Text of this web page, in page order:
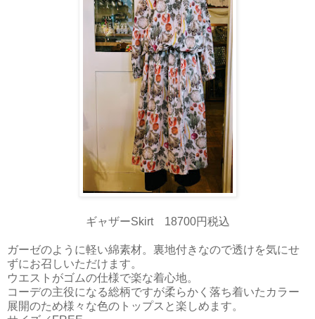
ギャザーSkirt 18700円税込
ガーゼのように軽い綿素材。裏地付きなので透けを気にせ
ずにお召しいただけます。
ウエストがゴムの仕様で楽な着心地。
コーデの主役になる総柄ですが柔らかく落ち着いたカラー
展開のため様々な色のトップスと楽しめます。